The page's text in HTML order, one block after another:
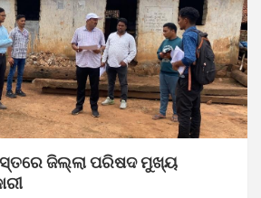
ଜିଲ୍ଲା ପରିଷଦ ମୁଖ୍ୟ